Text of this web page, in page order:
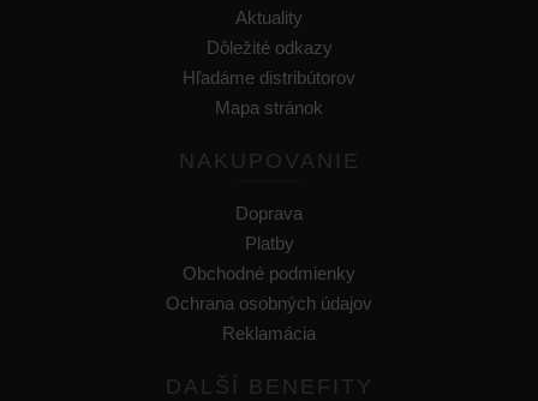
Aktuality
Dôležité odkazy
Hľadáme distribútorov
Mapa stránok
NAKUPOVANIE
Doprava
Platby
Obchodné podmienky
Ochrana osobných údajov
Reklamácia
DALŠÍ BENEFITY